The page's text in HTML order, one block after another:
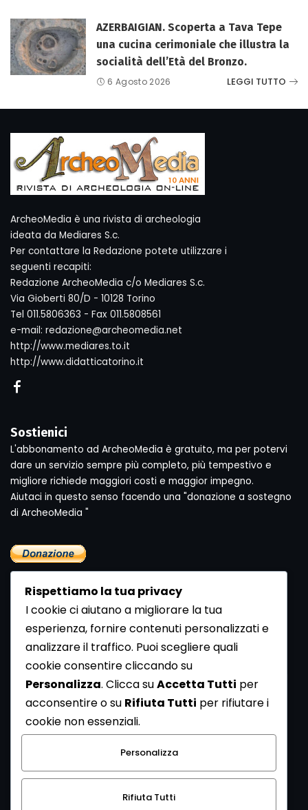
AZERBAIGIAN. Scoperta a Tava Tepe
una cucina cerimoniale che illustra la
socialità dell’Età del Bronzo.
6 Agosto 2026 LEGGI TUTTO
ArcheoMedia è una rivista di archeologia
ideata da Mediares S.c.
Per contattare la Redazione potete utilizzare i
seguenti recapiti:
Redazione ArcheoMedia c/o Mediares S.c.
Via Gioberti 80/D - 10128 Torino
Tel 011.5806363 - Fax 011.5808561
e-mail: redazione@archeomedia.net
http://www.mediares.to.it
http://www.didatticatorino.it
Sostienici
L'abbonamento ad ArcheoMedia è gratuito, ma per potervi
dare un servizio sempre più completo, più tempestivo e
migliore richiede maggiori costi e maggior impegno.
Aiutaci in questo senso facendo una "donazione a sostegno
di ArcheoMedia "
Newsletter
Se vuoi ricevere la Rivista gratuita di archeologia realizzata
dalla Redazione di ArcheoMedia iscriviti alla nostra
Newsletter [Clicca Qui]
Con l'invio del messaggio l'utente dichiara di aver letto
l’informativa sulla privacy e di acconsentire al trattamento
dei propri dati personali.
Rispettiamo la tua privacy
I cookie ci aiutano a migliorare la tua
esperienza, fornire contenuti personalizzati e
analizzare il traffico. Puoi scegliere quali
cookie consentire cliccando su
Personalizza. Clicca suAccetta Tutti per
acconsentire o su Rifiuta Tutti per rifiutare i
cookie non essenziali.
Personalizza
Rifiuta Tutti